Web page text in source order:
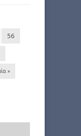
56
»